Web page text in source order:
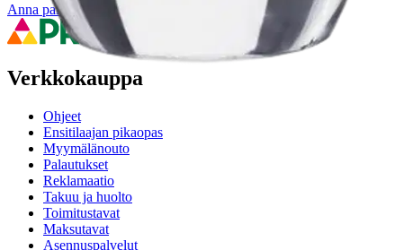
Anna palautetta Avautuu uuteen välilehteen
Verkkokauppa
Ohjeet
Ensitilaajan pikaopas
Myymälänouto
Palautukset
Reklamaatio
Takuu ja huolto
Toimitustavat
Maksutavat
Asennuspalvelut